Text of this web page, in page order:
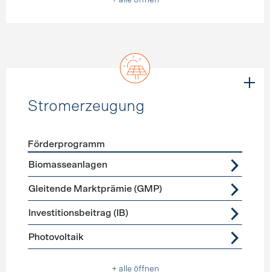
Stromerzeugung
Förderprogramme
Förderprogramm
Biomasseanlagen
Gleitende Marktprämie (GMP)
Investitionsbeitrag (IB)
Photovoltaik
+ alle öffnen